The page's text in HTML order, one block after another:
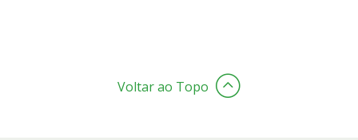
Voltar ao Topo